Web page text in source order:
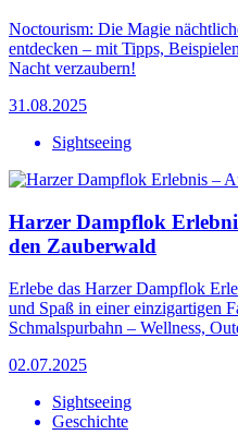
Noctourism: Die Magie
entdecken – mit Tipps,
Nacht verzaubern!
31.08.2025
Sightseeing
Harzer Dampflok
den Zauberwald
Erlebe das Harzer Dampflok
und Spaß in einer einzigartigen
Schmalspurbahn – Wellness,
02.07.2025
Sightseeing
Geschichte